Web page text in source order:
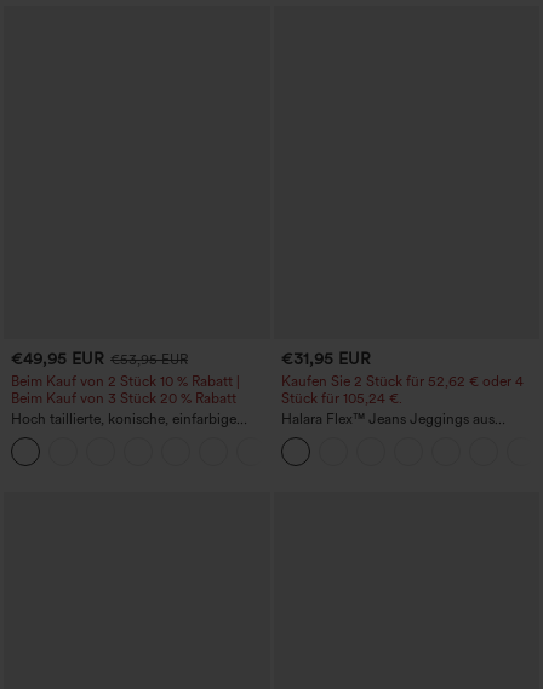
€49,95 EUR €53,95 EUR
Beim Kauf von 2 Stück 10 % Rabatt |
Beim Kauf von 3 Stück 20 % Rabatt
Hoch taillierte, konische, einfarbige
Anzughose mit Seitentaschen
€31,95 EUR
Kaufen Sie 2 Stück für 52,62 € oder 4
Stück für 105,24 €.
Halara Flex™ Jeans Jeggings aus
elastischem Strick-Denim mit hohem
Bund und Gesäßtaschen